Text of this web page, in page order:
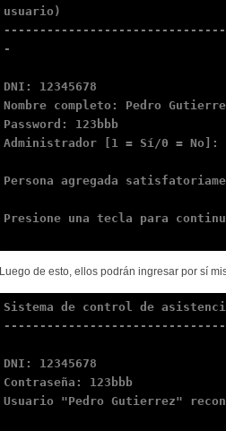
usuario)
-
DNI: 12345678
Nombre completo: Pedro
Password: 123bbb
Administrador [1 = Sí/0 = No]:
Persona agregada
Presione una tecla para
Luego de esto, ellos podrán ingresar por sí
Sistema de control de
DNI: 12345678
Contraseña: 123bbb
Usuario "Pedro Gutierrez"